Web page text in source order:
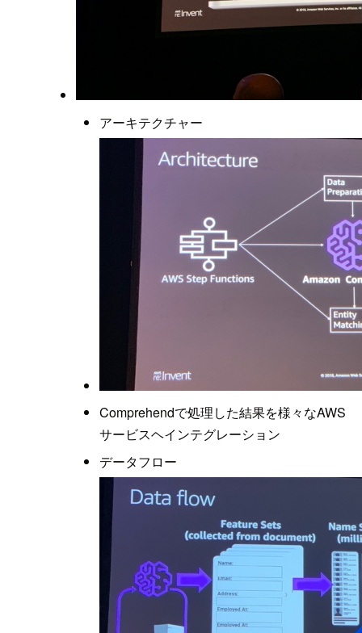
アーキテクチャー
Comprehendで処理した結果を様々なAWS
サービスヘインテグレーション
データフロー